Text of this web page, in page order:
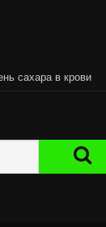
сахара в крови